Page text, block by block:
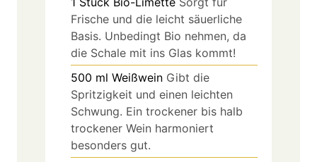
Frische und die leicht säuerliche
Basis. Unbedingt Bio nehmen, da
die Schale mit ins Glas kommt!
500 ml Weißwein Gibt die
Spritzigkeit und einen leichten
Schwung. Ein trockener bis halb
trockener Wein harmoniert
besonders gut.